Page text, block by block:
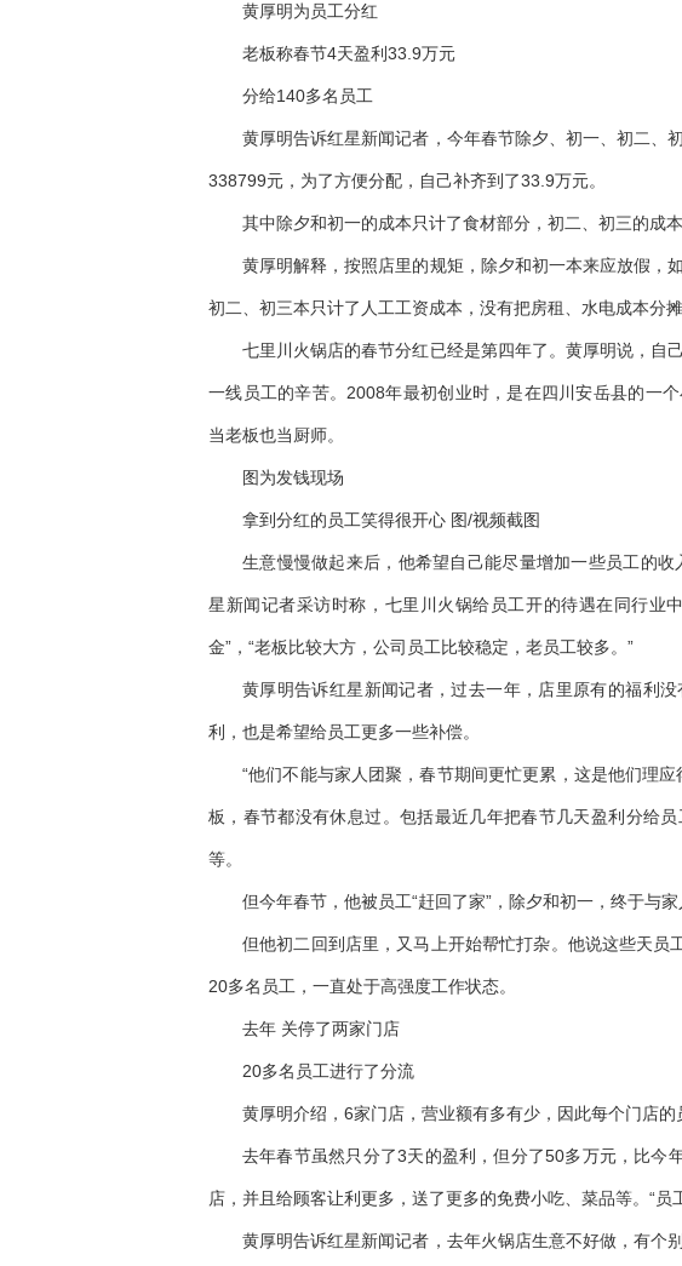
黄厚明为员工分红
老板称春节4天盈利33.9万元
分给140多名员工
黄厚明告诉红星新闻记者，今年春节除夕、初一、初二、
338799元，为了方便分配，自己补齐到了33.9万元。
其中除夕和初一的成本只计了食材部分，初二、初三的成
黄厚明解释，按照店里的规矩，除夕和初一本来应放假，
初二、初三本只计了人工工资成本，没有把房租、水电成本分摊
七里川火锅店的春节分红已经是第四年了。黄厚明说，自
一线员工的辛苦。2008年最初创业时，是在四川安岳县的一
当老板也当厨师。
图为发钱现场
拿到分红的员工笑得很开心 图/视频截图
生意慢慢做起来后，他希望自己能尽量增加一些员工的
星新闻记者采访时称，七里川火锅给员工开的待遇在同行业
金”，“老板比较大方，公司员工比较稳定，老员工较多。”
黄厚明告诉红星新闻记者，过去一年，店里原有的福利
利，也是希望给员工更多一些补偿。
“他们不能与家人团聚，春节期间更忙更累，这是他们理
板，春节都没有休息过。包括最近几年把春节几天盈利分给
等。
但今年春节，他被员工“赶回了家”，除夕和初一，终于与家
但他初二回到店里，又马上开始帮忙打杂。他说这些天员
20多名员工，一直处于高强度工作状态。
去年 关停了两家门店
20多名员工进行了分流
黄厚明介绍，6家门店，营业额有多有少，因此每个门店的
去年春节虽然只分了3天的盈利，但分了50多万元，比今
店，并且给顾客让利更多，送了更多的免费小吃、菜品等。“员
黄厚明告诉红星新闻记者，去年火锅店生意不好做，有个